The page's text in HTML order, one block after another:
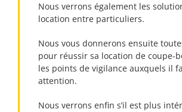
Nous verrons également les
location entre particuliers.
Nous vous donnerons ensuite
pour réussir sa location de coupe-
les points de vigilance auxquels il
attention.
Nous verrons enfin s’il est plus